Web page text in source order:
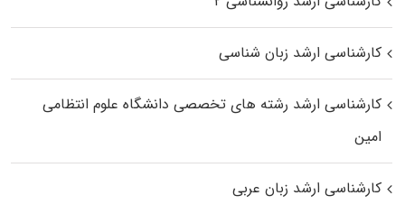
کارشناسی ارشد زبان شناسی
کارشناسی ارشد رﺷﺘﻪ ﻫﺎی تخصصی داﻧﺸﮕﺎه ﻋﻠﻮم انتظامی
اﻣﻴﻦ
کارشناسی ارشد زبان عربی